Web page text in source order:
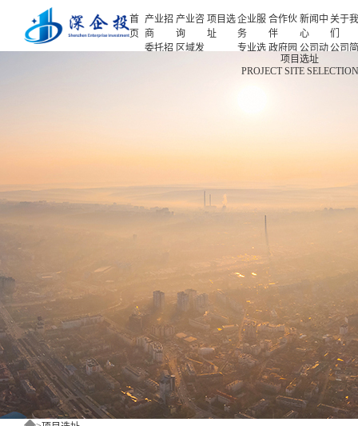
首
页
产业招
商
委托招
产业咨
询
区域发
专题研
究
项目选
址
企业服
务
专业选
项目申
合作伙
伴
政府园
企业客
新闻中
心
公司动
态
产业观
关于
们
公司
人力
新闻中心
项目选址
PROJECT SITE SELECTION